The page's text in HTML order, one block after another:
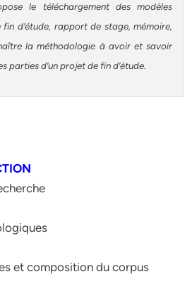
le téléchargement des modèles
d’étude, rapport de stage, mémoire,
la méthodologie à avoir et savoir
parties d’un projet de fin d’étude.
et composition du corpus